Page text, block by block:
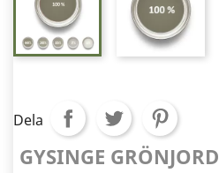
Dela
GYSINGE GRÖNJORD